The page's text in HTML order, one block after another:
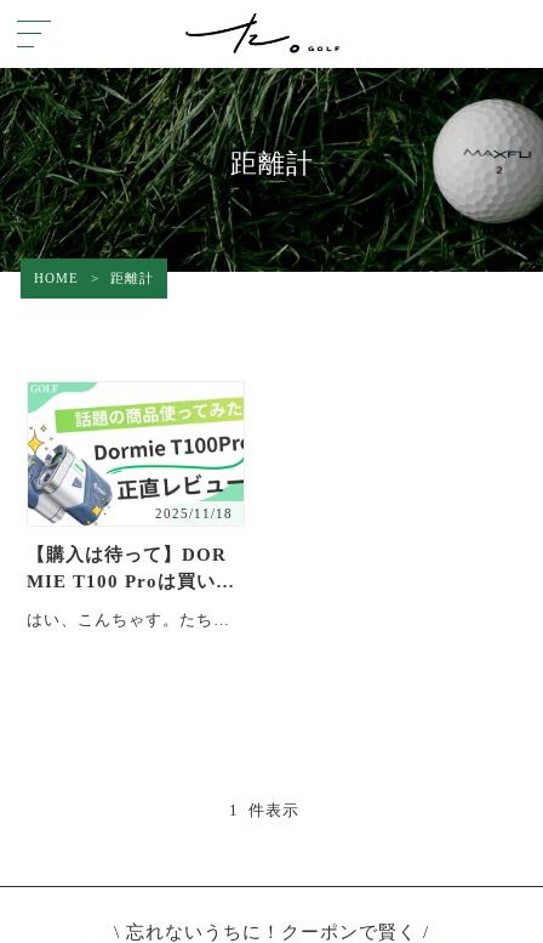
距離計
HOME > 距離計
2025/11/18
【購入は待って】DOR
MIE T100 Proは買い？
離計を実際に使ってみた
はい、こんちゃす。たちと
1 件表示
\ 忘れないうちに！クーポンで賢く /